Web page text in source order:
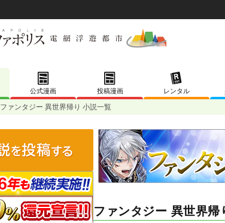
公式漫画 投稿漫画 レンタル
ファンタジー 異世界帰り 小説一覧
ファンタジー 異世界帰